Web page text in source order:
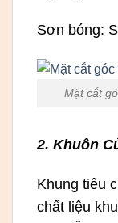
Sơn bóng:
Mặt cắt
2. Khuôn
Khung tiêu
chất liệu